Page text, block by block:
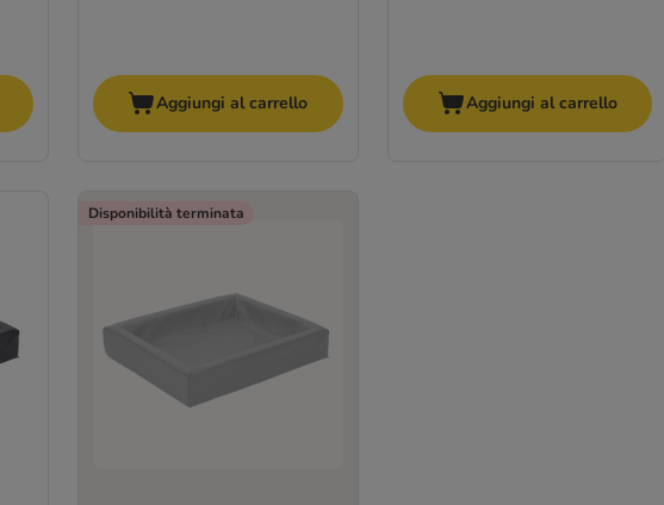
Aggiungi al carrello Aggiungi al carrello
Disponibilità terminata